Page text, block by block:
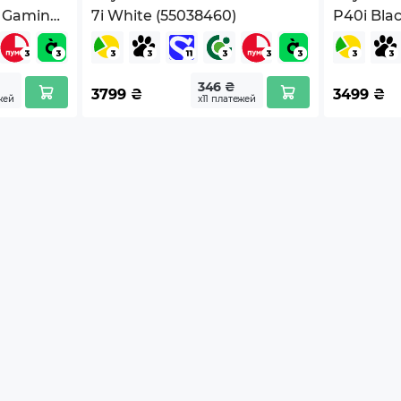
4
7i White (55038460)
3799 ₴ 346 ₴
х11 платежей
P40i
3499 ₴